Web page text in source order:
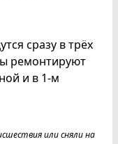
сразу в трёх
ремонтируют
и в 1-м
или сняли на